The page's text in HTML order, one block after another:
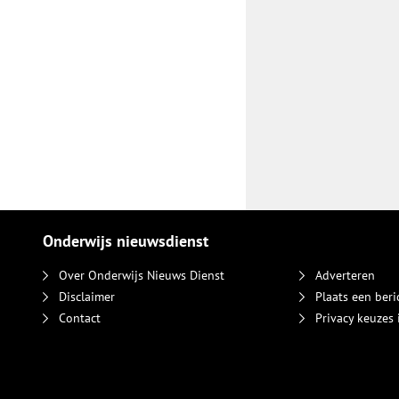
Onderwijs nieuwsdienst
Over Onderwijs Nieuws Dienst
Disclaimer
Contact
Adverteren
Plaats een
Privacy